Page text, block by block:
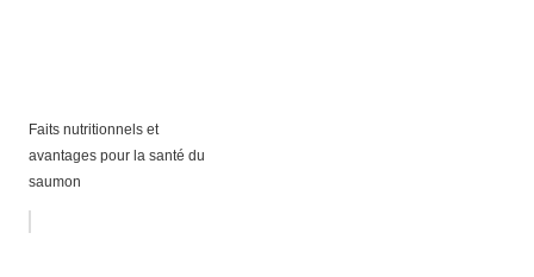
Faits nutritionnels et
avantages pour la santé du
saumon